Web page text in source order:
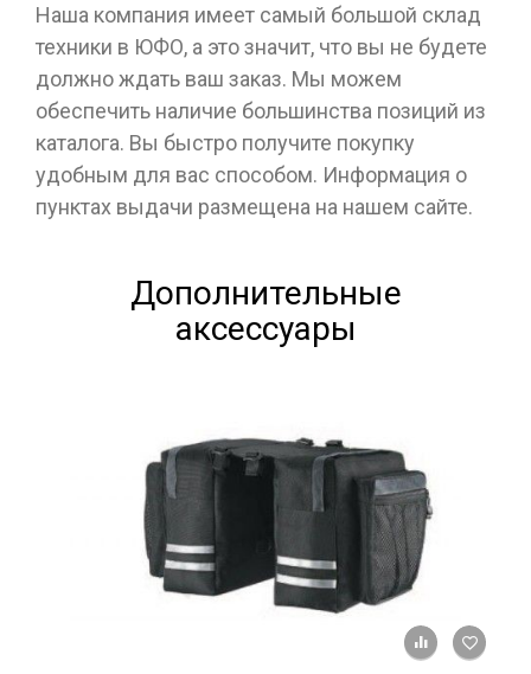
Наша компания имеет самый большой склад
техники в ЮФО, а это значит, что вы не будете
должно ждать ваш заказ. Мы можем
обеспечить наличие большинства позиций из
каталога. Вы быстро получите покупку
удобным для вас способом. Информация о
пунктах выдачи размещена на нашем сайте.
Дополнительные
аксессуары
+ К